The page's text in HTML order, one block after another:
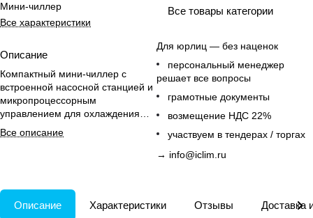
Мини-чиллер
Все характеристики
Описание
Компактный мини-чиллер с
встроенной насосной станцией и
микропроцессорным
управлением для охлаждения
производственных помещений.
Все описание
Все товары категории
Для юрлиц — без наценок
персональный менеджер
решает все вопросы
грамотные документы
возмещение НДС 22%
участвуем в тендерах / торгах
→ info@iclim.ru
Описание Характеристики Отзывы Доставка